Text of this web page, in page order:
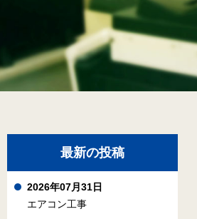
最新の投稿
2026年07月31日
エアコン工事